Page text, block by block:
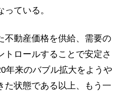
ている。
動産価格を供給、需要の
トロールすることで安定さ
年来のバブル拡大をようや
た状態である以上、もう一